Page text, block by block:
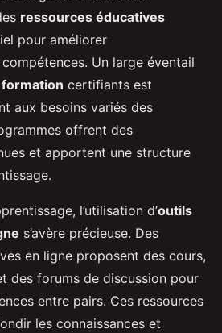
ressources éducatives
pour améliorer
Un large éventail
certifiants est
aux besoins variés des
offrent des
et apportent une structure
l’utilisation d’outils
s’avère précieuse. Des
en ligne proposent des cours,
des forums de discussion pour
entre pairs. Ces ressources
les connaissances et